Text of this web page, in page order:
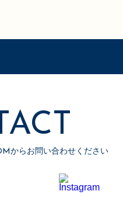
からお問い合わせください